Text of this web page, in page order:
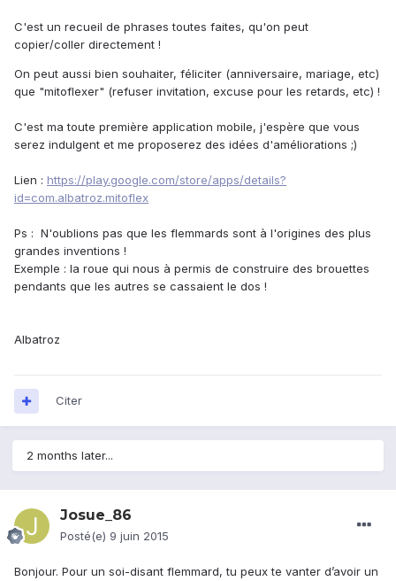
C'est un recueil de phrases toutes faites, qu'on peut
copier/coller directement !
On peut aussi bien souhaiter, féliciter (anniversaire, mariage, etc)
que "mitoflexer" (refuser invitation, excuse pour les retards, etc) !
C'est ma toute première application mobile, j'espère que vous
serez indulgent et me proposerez des idées d'améliorations ;)
Lien : https://play.google.com/store/apps/details?
id=com.albatroz.mitoflex
Ps : N'oublions pas que les flemmards sont à l'origines des plus
grandes inventions !
Exemple : la roue qui nous à permis de construire des brouettes
pendants que les autres se cassaient le dos !
Albatroz
Citer
2 months later...
Josue_86
Posté(e) 9 juin 2015
Bonjour. Pour un soi-disant flemmard, tu peux te vanter d’avoir un